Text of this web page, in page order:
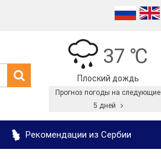
37 ℃
Плоский дождь
Прогноз погоды на следующие
5 дней
Рекомендации из Сербии